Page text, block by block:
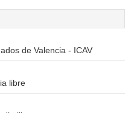
de Valencia - ICAV
libre